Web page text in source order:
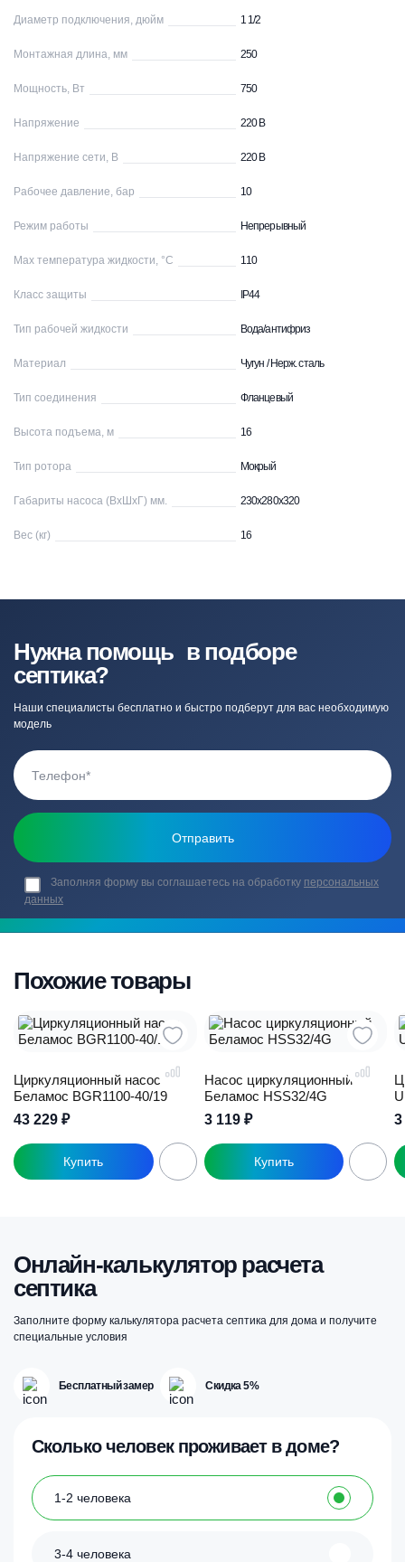
Диаметр подключения, дюйм 1 1/2
Монтажная длина, мм 250
Мощность, Вт 750
Напряжение 220 В
Напряжение сети, В 220 В
Рабочее давление, бар 10
Режим работы Непрерывный
Max температура жидкости, °С 110
Класс защиты IP44
Тип рабочей жидкости Вода/антифриз
Материал Чугун / Нерж. сталь
Тип соединения Фланцевый
Высота подъема, м 16
Тип ротора Мокрый
Габариты насоса (ВхШхГ) мм. 230х280х320
Вес (кг) 16
Нужна помощь в подборе
септика?
Наши специалисты бесплатно и быстро подберут для вас необходимую
модель
Заполняя форму вы соглашаетесь на обработку персональных
данных
Похожие товары
Циркуляционный насос
Беламос BGR1100-40/19
43 229 ₽
Насос циркуляционный
Беламос HSS32/4G
3 119 ₽
Онлайн-калькулятор расчета
септика
Заполните форму калькулятора расчета септика для дома и получите
специальные условия
Бесплатный замер Скидка 5%
Сколько человек проживает в доме?
1-2 человека
3-4 человека